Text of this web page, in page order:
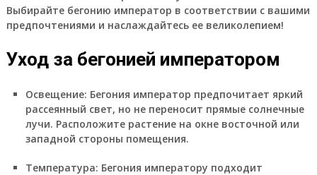
Выбирайте бегонию император в соответствии с вашими
предпочтениями и наслаждайтесь ее великолепием!
Уход за бегонией императором
Освещение: Бегония император предпочитает яркий
рассеянный свет, но не переносит прямые солнечные
лучи. Расположите растение на окне восточной или
западной стороны помещения.
Температура: Бегония императору подходит